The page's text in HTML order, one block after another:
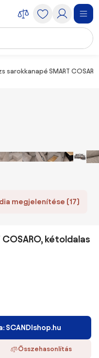
sarokkanapé SMART
megjelenítése (17)
kétoldalas
SCANDIshop.hu
Összehasonlítás